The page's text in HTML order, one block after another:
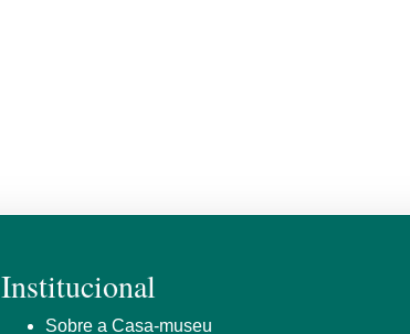
Institucional
Sobre a Casa-museu